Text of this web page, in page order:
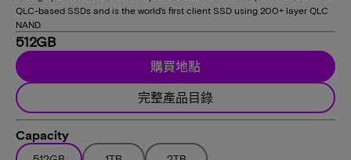
QLC-based SSDs and is the world’s first client SSD using 200+ layer QLC
NAND.
512GB
購買地點
完整產品目錄
Capacity